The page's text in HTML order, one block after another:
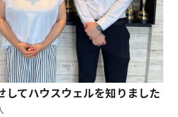
してハウスウェルを知りました